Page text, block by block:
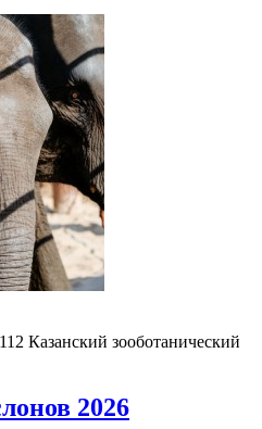
Казанский зооботанический
2026